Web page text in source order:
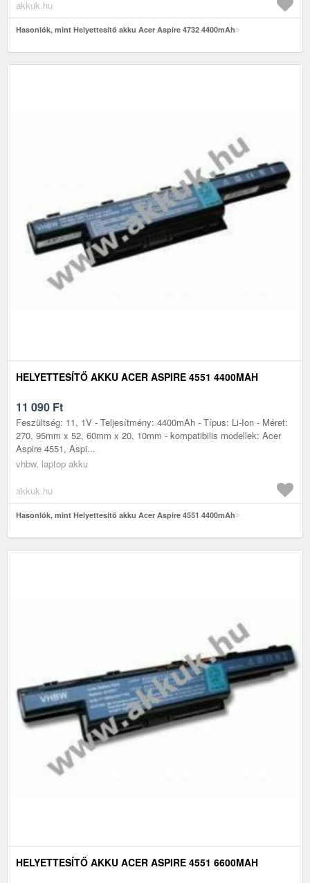
akkuk.hu
Hasonlók, mint Helyettesítő akku Acer Aspire 4732 4400mAh
HELYETTESÍTŐ AKKU ACER ASPIRE 4551 4400MAH
11 090 Ft
Feszültség: 11, 1V - Teljesítmény: 4400mAh - Típus: Li-Ion - Méret:
270, 95mm x 52, 60mm x 20, 10mm - kompatibilis modellek: Acer
Aspire 4551, Aspi...
vhbw, laptop akku
akkuk.hu
Hasonlók, mint Helyettesítő akku Acer Aspire 4551 4400mAh
HELYETTESÍTŐ AKKU ACER ASPIRE 4551 6600MAH